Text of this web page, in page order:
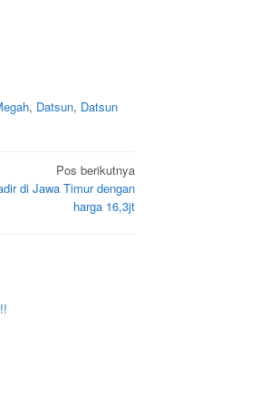
, Datsun, Datsun
Pos berikutnya
di Jawa Timur dengan
harga 16,3jt